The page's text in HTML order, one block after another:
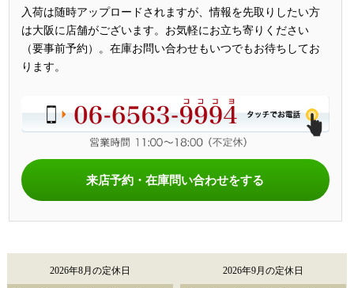
入荷は随時アップロードされますが、情報を先取りしたい方
は大阪に店舗がございます。お気軽にお立ち寄りください
（要事前予約）。在庫お問い合わせもいつでもお待ちしてお
ります。
来店予約・在庫問い合わせをする
2026年8月の定休日 2026年9月の定休日